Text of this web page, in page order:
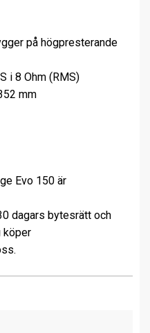
på högpresterande
i 8 Ohm (RMS)
mm
Evo 150 är
dagars bytesrätt och
köper